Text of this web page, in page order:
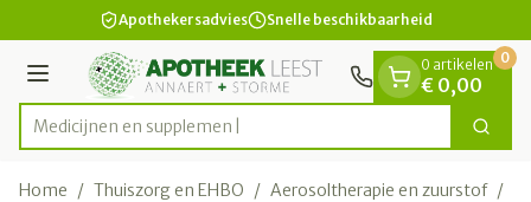
Ga naar de inhoudApothekersadvies Snelle beschikbaarheid
Menu
Product, merk, categorie...
M Zoek
0 artikelen
€ 0,00
0
Home / Thuiszorg en EHBO / Aerosoltherapie en zuurstof /